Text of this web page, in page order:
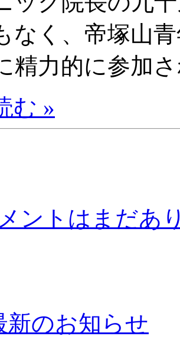
なく、帝塚山
精力的に参加
む »
ントはまだあ
新のお知らせ